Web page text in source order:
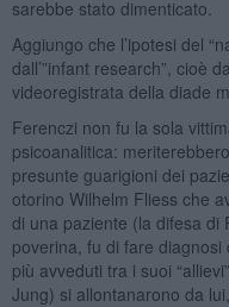
sarebbe stato dimenticato.
Aggiungo che l’ipotesi del
dall’”infant research”, cioè
videoregistrata della diade
Ferenczi non fu la sola
psicoanalitica:
presunte guarigioni dei
otorino Wilhelm Fliess che
di una paziente (la difesa di
poverina, fu di fare
più avveduti tra i suoi
Jung) si allontanarono da